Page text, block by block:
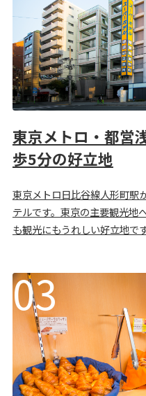
東京メトロ・都営
歩5分の好立地
東京メトロ日比谷線人形町駅
テルです。東京の主要観光地
も観光にもうれしい好立地です